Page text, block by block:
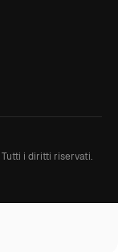
Tutti i diritti riservati.